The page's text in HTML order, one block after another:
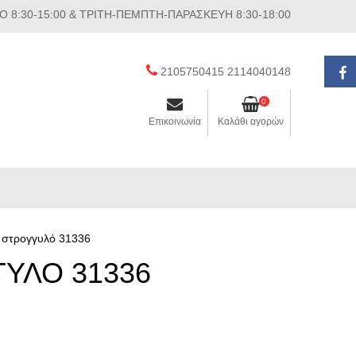
8:30-15:00 & ΤΡΙΤΗ-ΠΕΜΠΤΗ-ΠΑΡΑΣΚΕΥΗ 8:30-18:00
2105750415 2114040148
Επικοινωνία
0
Καλάθι αγορών
31336
31336